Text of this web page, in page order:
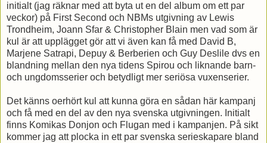
initialt (jag räknar med att byta ut en del album om ett par
veckor) på First Second och NBMs utgivning av Lewis
Trondheim, Joann Sfar & Christopher Blain men vad som är
kul är att upplägget gör att vi även kan få med David B,
Marjene Satrapi, Depuy & Berberien och Guy Deslile dvs en
blandning mellan den nya tidens Spirou och liknande barn-
och ungdomsserier och betydligt mer seriösa vuxenserier.
Det känns oerhört kul att kunna göra en sådan här kampanj
och få med en del av den nya svenska utgivningen. Initialt
finns Komikas Donjon och Flugan med i kampanjen. På sikt
kommer jag att plocka in ett par svenska serieskapare bland